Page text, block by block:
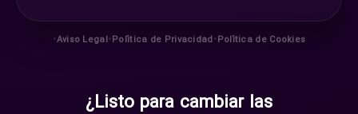
•Aviso Legal•Política de Privacidad•Política de Cookies
¿Listo para cambiar las